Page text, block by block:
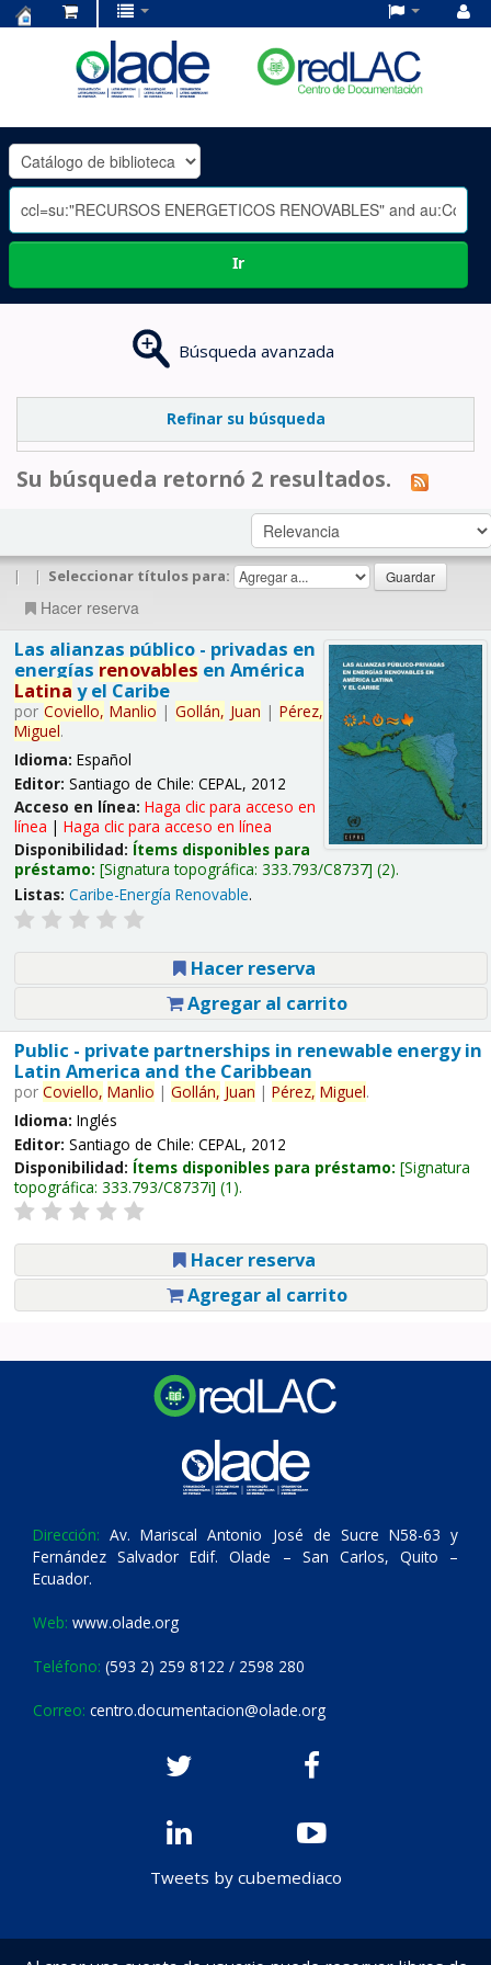
OLADE
-
Ir
Búsqueda avanzada
Refinar su búsqueda
Su búsqueda retornó 2 resultados.
| | Seleccionar títulos para:
Hacer reserva
Las alianzas público - privadas en
energías renovables en América
Latina y el Caribe
por Coviello, Manlio | Gollán, Juan | Pérez,
Miguel.
Idioma: Español
Editor: Santiago de Chile: CEPAL, 2012
Acceso en línea: Haga clic para acceso en
línea | Haga clic para acceso en línea
Disponibilidad: Ítems disponibles para
préstamo: Signatura topográfica: 333.793/C8737 (2).
Listas: Caribe-Energía Renovable.
Hacer reserva
Agregar al carrito
Public - private partnerships in renewable energy in
Latin America and the Caribbean
por Coviello, Manlio | Gollán, Juan | Pérez, Miguel.
Idioma: Inglés
Editor: Santiago de Chile: CEPAL, 2012
Disponibilidad: Ítems disponibles para préstamo: Signatura
topográfica: 333.793/C8737i (1).
Hacer reserva
Agregar al carrito
Dirección: Av. Mariscal Antonio José de Sucre N58-63 y
Fernández Salvador Edif. Olade – San Carlos, Quito –
Ecuador.
Web: www.olade.org
Teléfono: (593 2) 259 8122 / 2598 280
Correo: centro.documentacion@olade.org
Tweets by cubemediaco